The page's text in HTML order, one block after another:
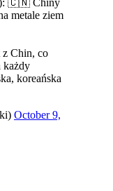
metale ziem
z Chin, co
każdy
koreańska
October 9,